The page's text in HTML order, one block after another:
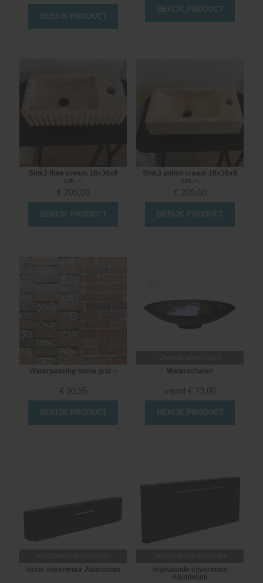
BEKIJK PRODUCT
BEKIJK PRODUCT
Sink3 flute cream 18x36x9
cm. ~
€ 209,00
BEKIJK PRODUCT
Sink3 polish cream 18x36x9
cm. ~
€ 209,00
BEKIJK PRODUCT
Waterpassing stone grid ~
€ 30,95
BEKIJK PRODUCT
Waterschalen
vanaf € 73,00
BEKIJK PRODUCT
Vaste vijvermuur Aluminium
Vrijstaande vijvermuur
Aluminium